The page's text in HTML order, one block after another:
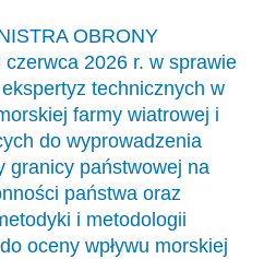
OBRONY
2026 r. w sprawie
technicznych w
farmy wiatrowej i
do wyprowadzenia
granicy państwowej na
państwa oraz
i metodologii
oceny wpływu morskiej